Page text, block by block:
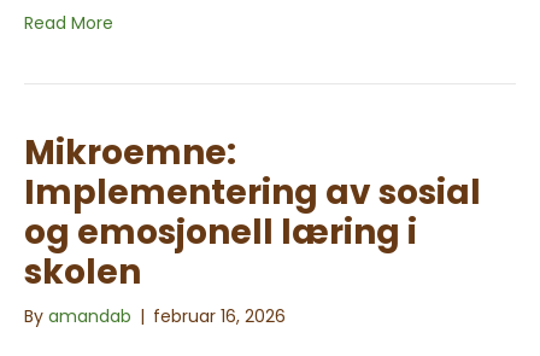
Read More
Mikroemne:
Implementering av sosial
og emosjonell læring i
skolen
By amandab | februar 16, 2026